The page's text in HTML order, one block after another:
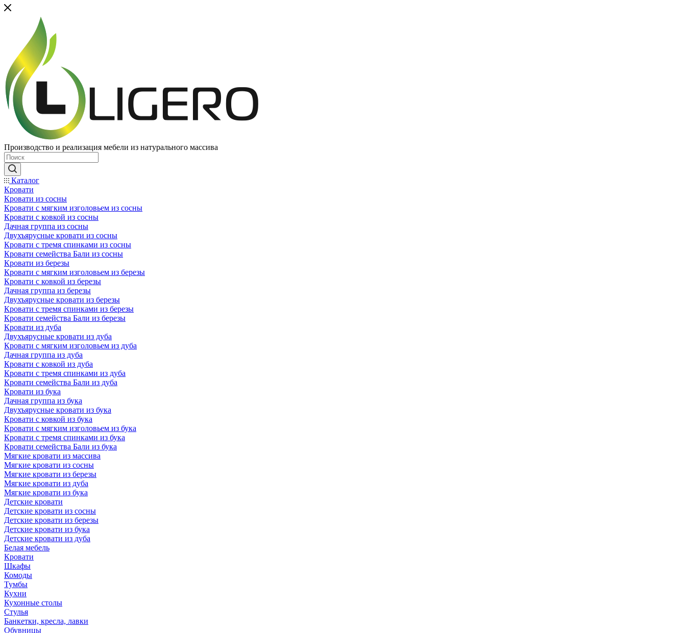
Производство и реализация мебели из натурального массива
Каталог
Кровати
Кровати из сосны
Кровати с мягким изголовьем из сосны
Кровати с ковкой из сосны
Дачная группа из сосны
Двухъярусные кровати из сосны
Кровати с тремя спинками из сосны
Кровати семейства Бали из сосны
Кровати из березы
Кровати с мягким изголовьем из березы
Кровати с ковкой из березы
Дачная группа из березы
Двухъярусные кровати из березы
Кровати с тремя спинками из березы
Кровати семейства Бали из березы
Кровати из дуба
Двухъярусные кровати из дуба
Кровати с мягким изголовьем из дуба
Дачная группа из дуба
Кровати с ковкой из дуба
Кровати с тремя спинками из дуба
Кровати семейства Бали из дуба
Кровати из бука
Дачная группа из бука
Двухъярусные кровати из бука
Кровати с ковкой из бука
Кровати с мягким изголовьем из бука
Кровати с тремя спинками из бука
Кровати семейства Бали из бука
Мягкие кровати из массива
Мягкие кровати из сосны
Мягкие кровати из березы
Мягкие кровати из дуба
Мягкие кровати из бука
Детские кровати
Детские кровати из сосны
Детские кровати из березы
Детские кровати из бука
Детские кровати из дуба
Белая мебель
Кровати
Шкафы
Комоды
Тумбы
Кухни
Кухонные столы
Стулья
Банкетки, кресла, лавки
Обувницы